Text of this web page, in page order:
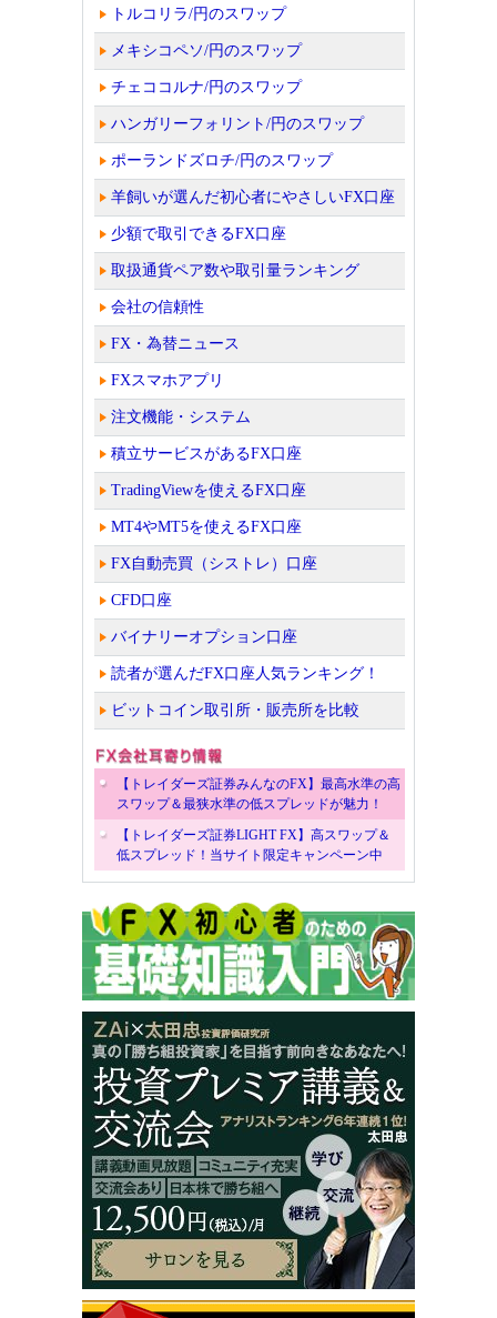
トルコリラ/円のスワップ
メキシコペソ/円のスワップ
チェココルナ/円のスワップ
ハンガリーフォリント/円のスワップ
ポーランドズロチ/円のスワップ
羊飼いが選んだ初心者にやさしいFX口座
少額で取引できるFX口座
取扱通貨ペア数や取引量ランキング
会社の信頼性
FX・為替ニュース
FXスマホアプリ
注文機能・システム
積立サービスがあるFX口座
TradingViewを使えるFX口座
MT4やMT5を使えるFX口座
FX自動売買（シストレ）口座
CFD口座
バイナリーオプション口座
読者が選んだFX口座人気ランキング！
ビットコイン取引所・販売所を比較
【トレイダーズ証券みんなのFX】最高水準の高
スワップ＆最狭水準の低スプレッドが魅力！
【トレイダーズ証券LIGHT FX】高スワップ＆
低スプレッド！当サイト限定キャンペーン中